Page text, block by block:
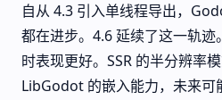
自从 4.3 引入单线程导出，
都在进步。4.6 延续了这一轨迹
时表现更好。SSR 的半分辨率
LibGodot 的嵌入能力，未来可